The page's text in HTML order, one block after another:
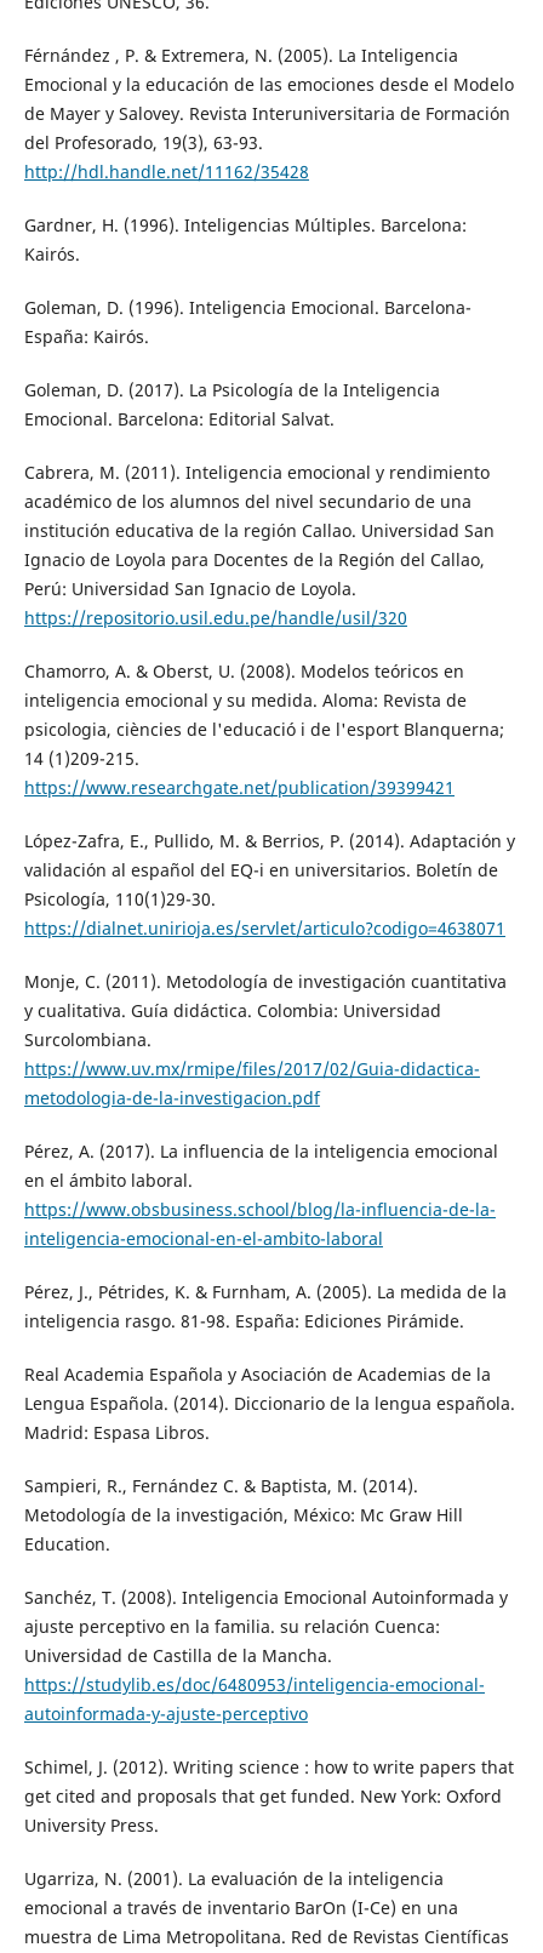
Férnández , P. & Extremera, N. (2005). La Inteligencia
Emocional y la educación de las emociones desde el Modelo
de Mayer y Salovey. Revista Interuniversitaria de Formación
del Profesorado, 19(3), 63-93.
http://hdl.handle.net/11162/35428
Gardner, H. (1996). Inteligencias Múltiples. Barcelona:
Kairós.
Goleman, D. (1996). Inteligencia Emocional. Barcelona-
España: Kairós.
Goleman, D. (2017). La Psicología de la Inteligencia
Emocional. Barcelona: Editorial Salvat.
Cabrera, M. (2011). Inteligencia emocional y rendimiento
académico de los alumnos del nivel secundario de una
institución educativa de la región Callao. Universidad San
Ignacio de Loyola para Docentes de la Región del Callao,
Perú: Universidad San Ignacio de Loyola.
https://repositorio.usil.edu.pe/handle/usil/320
Chamorro, A. & Oberst, U. (2008). Modelos teóricos en
inteligencia emocional y su medida. Aloma: Revista de
psicologia, ciències de l'educació i de l'esport Blanquerna;
14 (1)209-215.
https://www.researchgate.net/publication/39399421
López-Zafra, E., Pullido, M. & Berrios, P. (2014). Adaptación y
validación al español del EQ-i en universitarios. Boletín de
Psicología, 110(1)29-30.
https://dialnet.unirioja.es/servlet/articulo?codigo=4638071
Monje, C. (2011). Metodología de investigación cuantitativa
y cualitativa. Guía didáctica. Colombia: Universidad
Surcolombiana.
https://www.uv.mx/rmipe/files/2017/02/Guia-didactica-
metodologia-de-la-investigacion.pdf
Pérez, A. (2017). La influencia de la inteligencia emocional
en el ámbito laboral.
https://www.obsbusiness.school/blog/la-influencia-de-la-
inteligencia-emocional-en-el-ambito-laboral
Pérez, J., Pétrides, K. & Furnham, A. (2005). La medida de la
inteligencia rasgo. 81-98. España: Ediciones Pirámide.
Real Academia Española y Asociación de Academias de la
Lengua Española. (2014). Diccionario de la lengua española.
Madrid: Espasa Libros.
Sampieri, R., Fernández C. & Baptista, M. (2014).
Metodología de la investigación, México: Mc Graw Hill
Education.
Sanchéz, T. (2008). Inteligencia Emocional Autoinformada y
ajuste perceptivo en la familia. su relación Cuenca:
Universidad de Castilla de la Mancha.
https://studylib.es/doc/6480953/inteligencia-emocional-
autoinformada-y-ajuste-perceptivo
Schimel, J. (2012). Writing science : how to write papers that
get cited and proposals that get funded. New York: Oxford
University Press.
Ugarriza, N. (2001). La evaluación de la inteligencia
emocional a través de inventario BarOn (I-Ce) en una
muestra de Lima Metropolitana. Red de Revistas Científicas